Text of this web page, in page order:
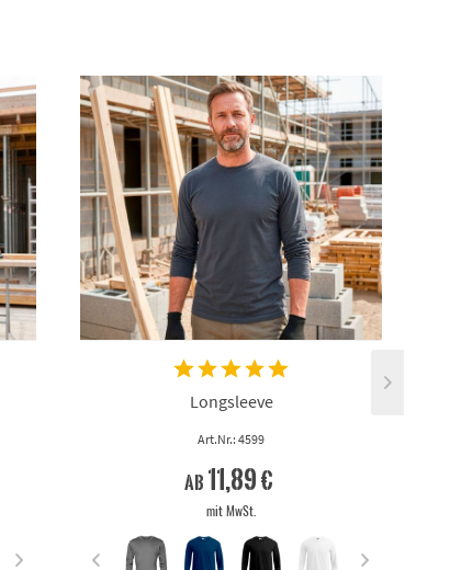
Longsleeve
Art.Nr.: 4599
ab 11,89 €
mit MwSt.